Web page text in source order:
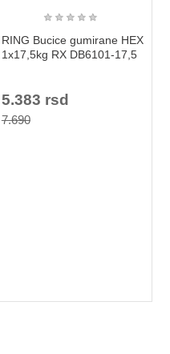
★ ★ ★ ★ ★
RING Bucice gumirane HEX
1x17,5kg RX DB6101-17,5
5.383 rsd
7.690